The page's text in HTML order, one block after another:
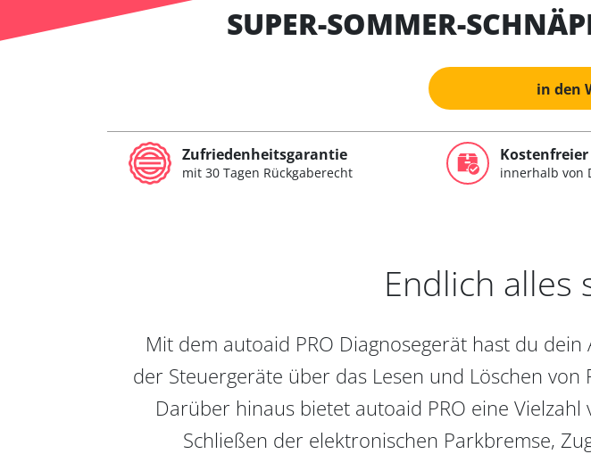
SUPER-SOMMER-
in den
Zufriedenheitsgarantie
mit 30 Tagen Rückgaberecht
Kostenfreier
innerhalb von
Endlich alles
Mit dem autoaid PRO Diagnosegerät hast du
der Steuergeräte über das Lesen und Löschen
Darüber hinaus bietet autoaid PRO eine
Schließen der elektronischen Parkbremse,